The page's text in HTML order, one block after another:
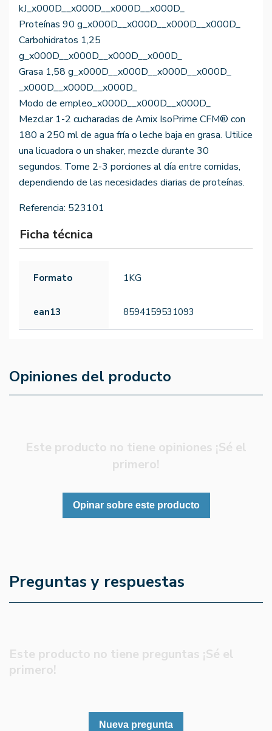
kJ_x000D__x000D__x000D__x000D_
Proteínas 90 g_x000D__x000D__x000D__x000D_
Carbohidratos 1,25
g_x000D__x000D__x000D__x000D_
Grasa 1,58 g_x000D__x000D__x000D__x000D_
_x000D__x000D__x000D_
Modo de empleo_x000D__x000D__x000D_
Mezclar 1-2 cucharadas de Amix IsoPrime CFM® con
180 a 250 ml de agua fría o leche baja en grasa. Utilice
una licuadora o un shaker, mezcle durante 30
segundos. Tome 2-3 porciones al día entre comidas,
dependiendo de las necesidades diarias de proteínas.
Referencia: 523101
Ficha técnica
Formato 1KG
ean13 8594159531093
Opiniones del producto
Este producto no tiene opiniones ¡Sé el
primero!
Opinar sobre este producto
Preguntas y respuestas
Este producto no tiene preguntas ¡Sé el
primero!
Nueva pregunta